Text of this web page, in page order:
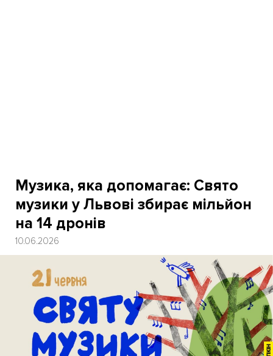
Музика, яка допомагає: Свято
музики у Львові збирає мільйон
на 14 дронів
10.06.2026